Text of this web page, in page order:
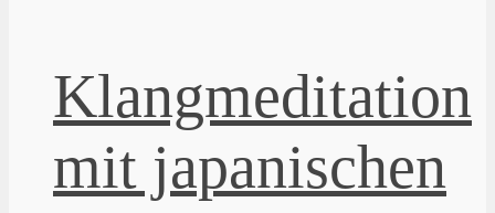
Klangmeditation
mit japanischen